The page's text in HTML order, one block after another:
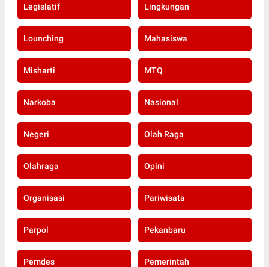
Legislatif Lingkungan
Lounching Mahasiswa
Misharti MTQ
Narkoba Nasional
Negeri Olah Raga
Olahraga Opini
Organisasi Pariwisata
Parpol Pekanbaru
Pemdes Pemerintah